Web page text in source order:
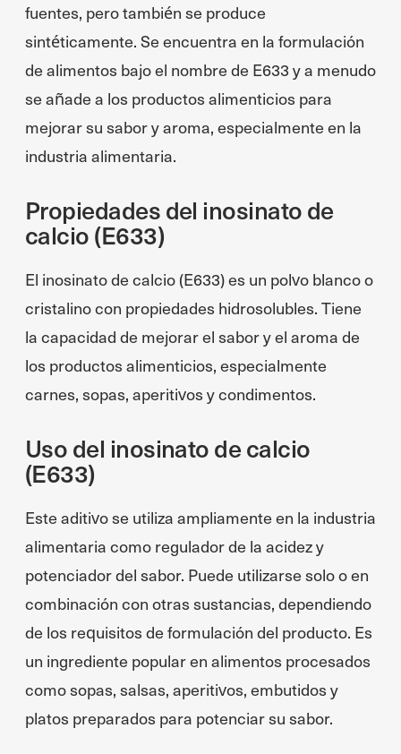
fuentes, pero también se produce
sintéticamente. Se encuentra en la formulación
de alimentos bajo el nombre de E633 y a menudo
se añade a los productos alimenticios para
mejorar su sabor y aroma, especialmente en la
industria alimentaria.
Propiedades del inosinato de
calcio (E633)
El inosinato de calcio (E633) es un polvo blanco o
cristalino con propiedades hidrosolubles. Tiene
la capacidad de mejorar el sabor y el aroma de
los productos alimenticios, especialmente
carnes, sopas, aperitivos y condimentos.
Uso del inosinato de calcio
(E633)
Este aditivo se utiliza ampliamente en la industria
alimentaria como regulador de la acidez y
potenciador del sabor. Puede utilizarse solo o en
combinación con otras sustancias, dependiendo
de los requisitos de formulación del producto. Es
un ingrediente popular en alimentos procesados
como sopas, salsas, aperitivos, embutidos y
platos preparados para potenciar su sabor.